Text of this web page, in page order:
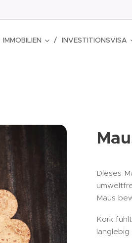
IMMOBILIEN INVESTITIONSVISA
Dieses
Maus
Kork
langlebig